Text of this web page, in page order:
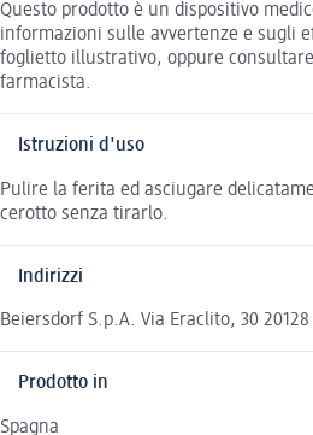
Questo prodotto è un dispositivo
informazioni sulle avvertenze e sugli
foglietto illustrativo, oppure
farmacista.
Istruzioni d'uso
Pulire la ferita ed asciugare
cerotto senza tirarlo.
Indirizzi
Beiersdorf S.p.A. Via Eraclito, 30
Prodotto in
Spagna